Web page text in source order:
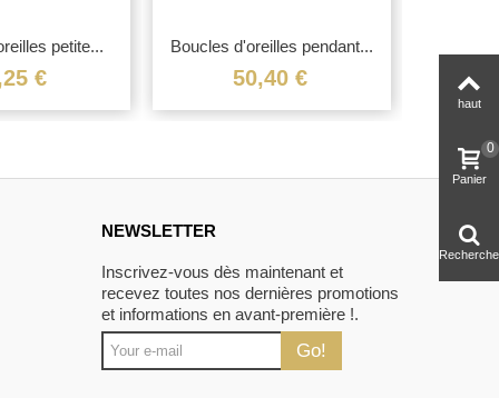
petite...
€
Boucles d'oreilles pendant...
50,40 €
NEWSLETTER
Inscrivez-vous dès maintenant et
recevez toutes nos dernières promotions
et informations en avant-première !.
Go!
haut
Panier
0